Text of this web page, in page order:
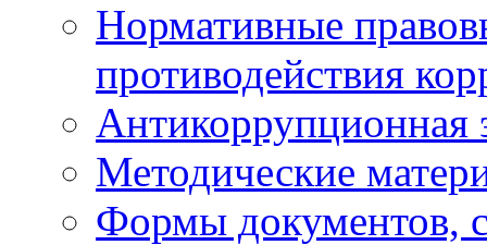
Нормативные
противодействия
Антикоррупционная
Методические
Формы документов,